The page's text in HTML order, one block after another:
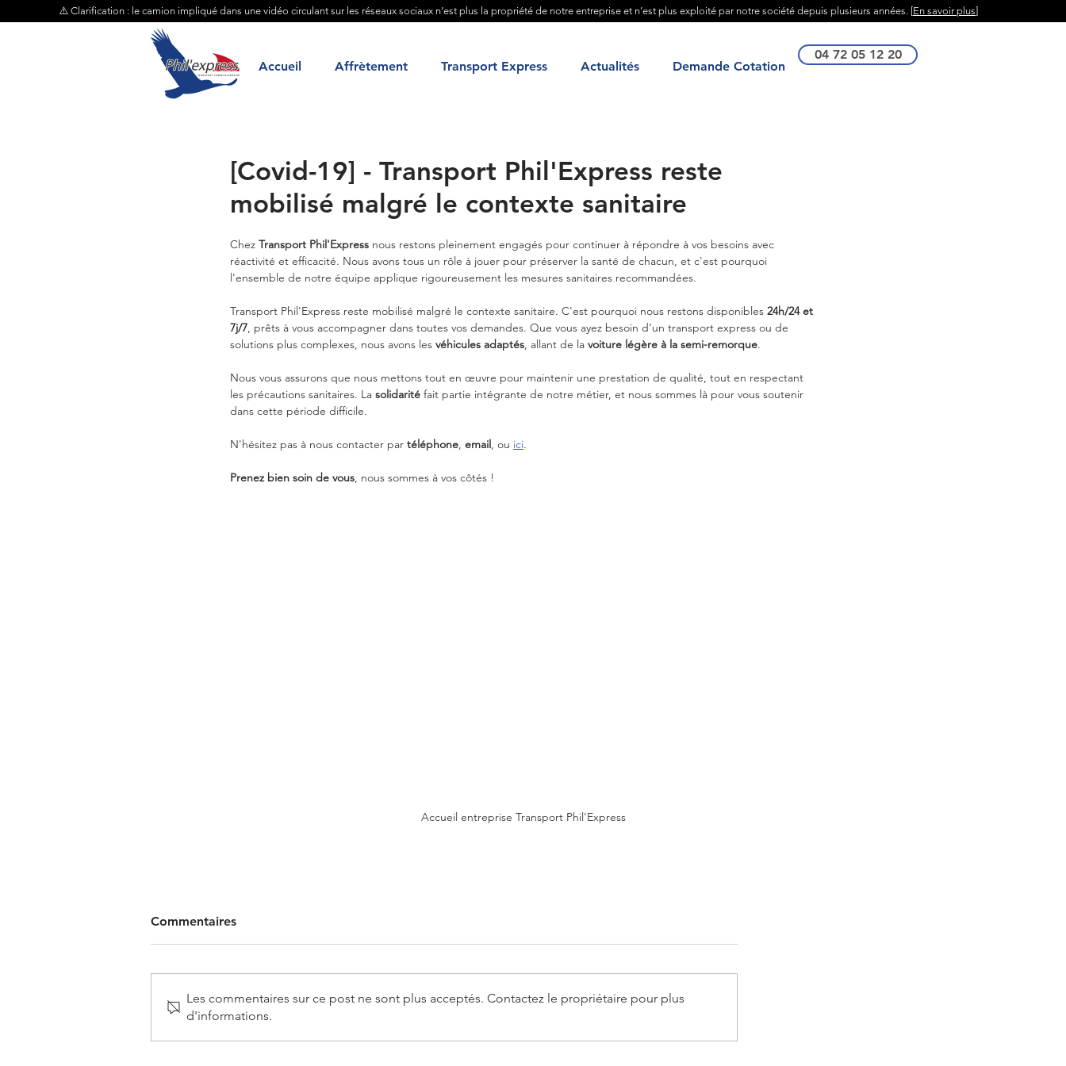
⚠️ Clarification : le camion impliqué dans une vidéo circulant sur les réseaux sociaux n’est plus la propriété de notre entreprise et n’est plus exploité par notre société depuis plusieurs années. [En savoir plus]
Accueil Affrètement Transport Express Actualités Demande Cotation
04 72 05 12 20
[Covid-19] - Transport Phil'Express reste
mobilisé malgré le contexte sanitaire
Chez Transport Phil'Express nous restons pleinement engagés pour continuer à répondre à vos besoins avec
réactivité et efficacité. Nous avons tous un rôle à jouer pour préserver la santé de chacun, et c'est pourquoi
l'ensemble de notre équipe applique rigoureusement les mesures sanitaires recommandées.
Transport Phil'Express reste mobilisé malgré le contexte sanitaire. C'est pourquoi nous restons disponibles 24h/24 et
7j/7, prêts à vous accompagner dans toutes vos demandes. Que vous ayez besoin d’un transport express ou de
solutions plus complexes, nous avons les véhicules adaptés, allant de la voiture légère à la semi-remorque.
Nous vous assurons que nous mettons tout en œuvre pour maintenir une prestation de qualité, tout en respectant
les précautions sanitaires. La solidarité fait partie intégrante de notre métier, et nous sommes là pour vous soutenir
dans cette période difficile.
N'hésitez pas à nous contacter par téléphone, email, ou ici.
Prenez bien soin de vous, nous sommes à vos côtés !
Accueil entreprise Transport Phil'Express
Commentaires
Les commentaires sur ce post ne sont plus acceptés. Contactez le propriétaire pour plus
d'informations.